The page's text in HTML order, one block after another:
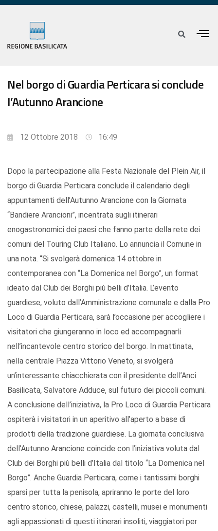
Nel borgo di Guardia Perticara si conclude
l’Autunno Arancione
12 Ottobre 2018 16:49
Dopo la partecipazione alla Festa Nazionale del Plein Air, il
borgo di Guardia Perticara conclude il calendario degli
appuntamenti dell’Autunno Arancione con la Giornata
“Bandiere Arancioni”, incentrata sugli itinerari
enogastronomici dei paesi che fanno parte della rete dei
comuni del Touring Club Italiano. Lo annuncia il Comune in
una nota. “Si svolgerà domenica 14 ottobre in
contemporanea con “La Domenica nel Borgo”, un format
ideato dal Club dei Borghi più belli d’Italia. L’evento
guardiese, voluto dall’Amministrazione comunale e dalla Pro
Loco di Guardia Perticara, sarà l’occasione per accogliere i
visitatori che giungeranno in loco ed accompagnarli
nell’incantevole centro storico del borgo. In mattinata,
nella centrale Piazza Vittorio Veneto, si svolgerà
un’interessante chiacchierata con il presidente dell’Anci
Basilicata, Salvatore Adduce, sul futuro dei piccoli comuni.
A conclusione dell’iniziativa, la Pro Loco di Guardia Perticara
ospiterà i visitatori in un aperitivo all’aperto a base di
prodotti della tradizione guardiese. La giornata conclusiva
dell’Autunno Arancione coincide con l’iniziativa voluta dal
Club dei Borghi più belli d’Italia dal titolo “La Domenica nel
Borgo”. Anche Guardia Perticara, come i tantissimi borghi
sparsi per tutta la penisola, apriranno le porte del loro
centro storico, chiese, palazzi, castelli, musei e monumenti
agli appassionati di questi itinerari insoliti, viaggiatori per